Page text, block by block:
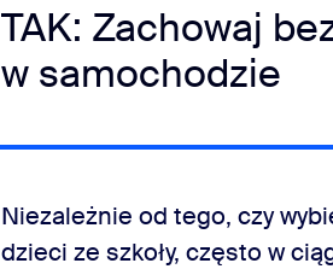
TAK: Zachowaj
w samochodzie
Niezależnie od tego, czy
dzieci ze szkoły, często w